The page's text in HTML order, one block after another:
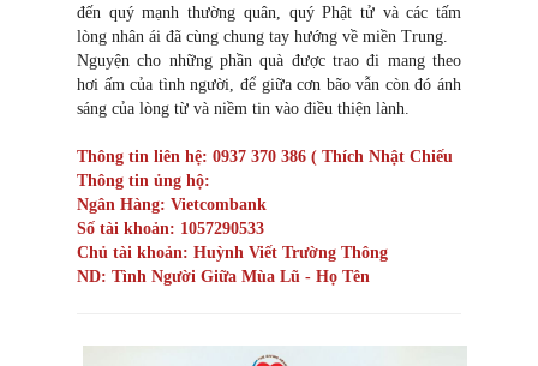
đến quý mạnh thường quân, quý Phật tử và các tấm
lòng nhân ái đã cùng chung tay hướng về miền Trung.
Nguyện cho những phần quà được trao đi mang theo
hơi ấm của tình người, để giữa cơn bão vẫn còn đó ánh
sáng của lòng từ và niềm tin vào điều thiện lành.
Thông tin liên hệ: 0937 370 386 ( Thích Nhật Chiếu
Thông tin ủng hộ:
Ngân Hàng: Vietcombank
Số tài khoản: 1057290533
Chủ tài khoản: Huỳnh Viết Trường Thông
ND: Tình Người Giữa Mùa Lũ - Họ Tên